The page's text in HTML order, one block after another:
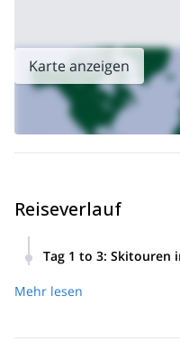
Karte anzeigen
Reiseverlauf
Tag 1 to 3: Skitouren
Splitboarding im
Mehr lesen